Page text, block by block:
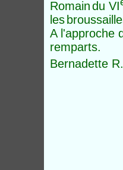
Romaindu VI
les
A l'approche
remparts.
Bernadette R.